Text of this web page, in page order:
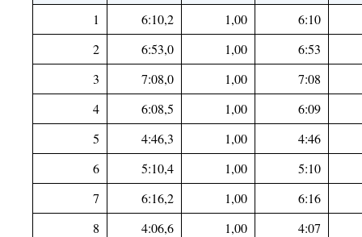
1 6:10,2 1,00
6:10
2
6:53,0 1,00
6:53
3
7:08,0 1,00
7:08
4
6:08,5 1,00
6:09
5
4:46,3 1,00
4:46
6
5:10,4 1,00
5:10
7
6:16,2 1,00
6:16
8
4:06,6 1,00
4:07